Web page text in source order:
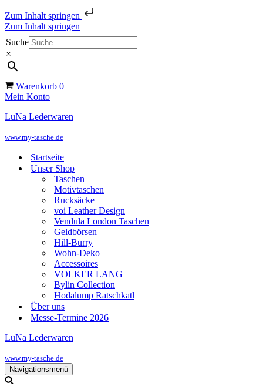
Zum Inhalt springen
Zum Inhalt springen
Suche
×
Warenkorb 0
Mein Konto
LuNa Lederwaren
www.my-tasche.de
Startseite
Unser Shop
Taschen
Motivtaschen
Rucksäcke
voi Leather Design
Vendula London Taschen
Geldbörsen
Hill-Burry
Wohn-Deko
Accessoires
VOLKER LANG
Bylin Collection
Hodalump Ratschkatl
Über uns
Messe-Termine 2026
LuNa Lederwaren
www.my-tasche.de
Navigationsmenü